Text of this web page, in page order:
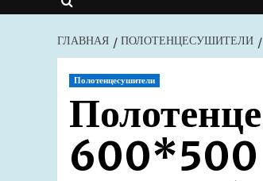
ГЛАВНАЯ ПОЛОТЕНЦЕСУШИТЕЛИ
Полотенцесушители
600*500